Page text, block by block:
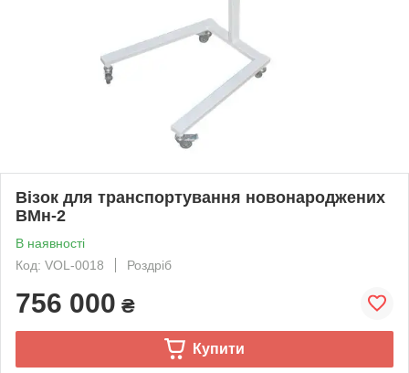
Візок для транспортування новонароджених
ВМн-2
В наявності
Код: VOL-0018
Роздріб
756 000 ₴
Купити